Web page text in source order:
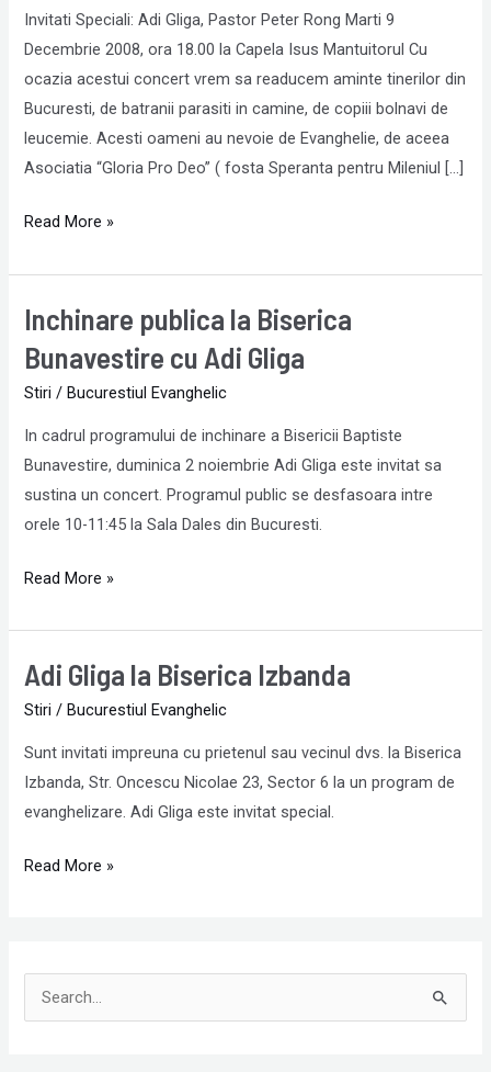
Invitati Speciali: Adi Gliga, Pastor Peter Rong Marti 9
Decembrie 2008, ora 18.00 la Capela Isus Mantuitorul Cu
ocazia acestui concert vrem sa readucem aminte tinerilor din
Bucuresti, de batranii parasiti in camine, de copiii bolnavi de
leucemie. Acesti oameni au nevoie de Evanghelie, de aceea
Asociatia “Gloria Pro Deo” ( fosta Speranta pentru Mileniul […]
Read More »
Inchinare publica la Biserica
Bunavestire cu Adi Gliga
Stiri /Bucurestiul Evanghelic
In cadrul programului de inchinare a Bisericii Baptiste
Bunavestire, duminica 2 noiembrie Adi Gliga este invitat sa
sustina un concert. Programul public se desfasoara intre
orele 10-11:45 la Sala Dales din Bucuresti.
Inchinare
la
Biserica
Bunavestire
cu
Adi
Gliga
Read More »
Adi Gliga la Biserica Izbanda
Stiri / Bucurestiul Evanghelic
Sunt invitati impreuna cu prietenul sau vecinul dvs. la Biserica
Izbanda, Str. Oncescu Nicolae 23, Sector 6 la un program de
evanghelizare. Adi Gliga este invitat special.
Adi
Biserica
Izbanda
Read More »